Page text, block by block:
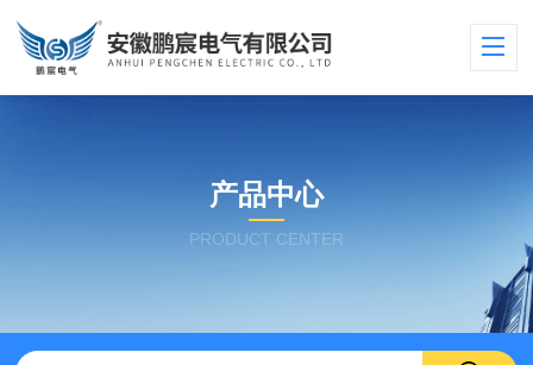
产品中心
PRODUCT CENTER